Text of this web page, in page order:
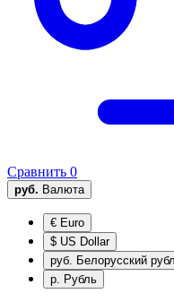
Сравнить 0
руб. Валюта
€ Euro
$ US Dollar
руб. Белорусский
р. Рубль